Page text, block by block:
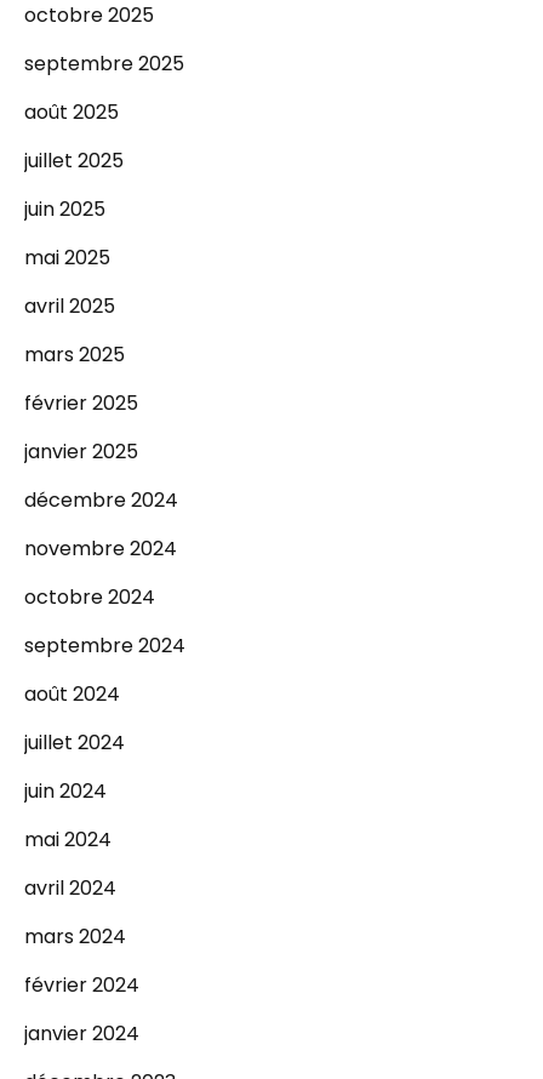
octobre 2025
septembre 2025
août 2025
juillet 2025
juin 2025
mai 2025
avril 2025
mars 2025
février 2025
janvier 2025
décembre 2024
novembre 2024
octobre 2024
septembre 2024
août 2024
juillet 2024
juin 2024
mai 2024
avril 2024
mars 2024
février 2024
janvier 2024